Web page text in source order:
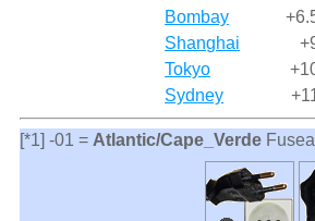
Bombay
Shanghai
Tokyo
Sydney
[*1] -01 = Atlantic/Cape_Verde